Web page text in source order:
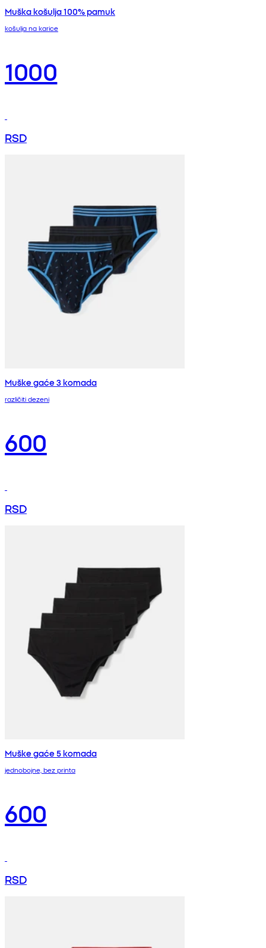
Muška košulja 100% pamuk
košulja na karice
1000
RSD
Muške gaće 3 komada
različiti dezeni
600
RSD
Muške gaće 5 komada
jednobojne, bez printa
600
RSD